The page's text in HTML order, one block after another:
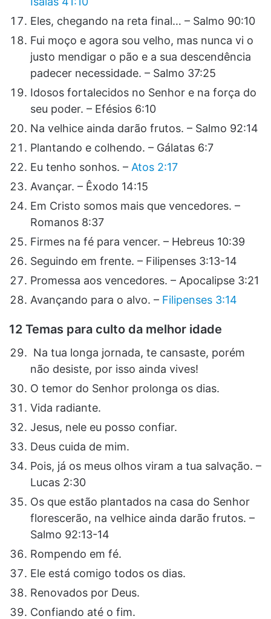
Eles, chegando na reta final… – Salmo 90:10
Fui moço e agora sou velho, mas nunca vi o
justo mendigar o pão e a sua descendência
padecer necessidade. – Salmo 37:25
Idosos fortalecidos no Senhor e na força do
seu poder. – Efésios 6:10
Na velhice ainda darão frutos. – Salmo 92:14
Plantando e colhendo. – Gálatas 6:7
Eu tenho sonhos. – Atos 2:17
Avançar. – Êxodo 14:15
Em Cristo somos mais que vencedores. –
Romanos 8:37
Firmes na fé para vencer. – Hebreus 10:39
Seguindo em frente. – Filipenses 3:13-14
Promessa aos vencedores. – Apocalipse 3:21
Avançando para o alvo. – Filipenses 3:14
12 Temas para culto da melhor idade
Na tua longa jornada, te cansaste, porém
não desiste, por isso ainda vives!
O temor do Senhor prolonga os dias.
Vida radiante.
Jesus, nele eu posso confiar.
Deus cuida de mim.
Pois, já os meus olhos viram a tua salvação. –
Lucas 2:30
Os que estão plantados na casa do Senhor
florescerão, na velhice ainda darão frutos. –
Salmo 92:13-14
Rompendo em fé.
Ele está comigo todos os dias.
Renovados por Deus.
Confiando até o fim.